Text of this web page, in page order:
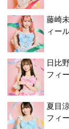
藤崎
ィー
日比
フィ
夏目
フィ